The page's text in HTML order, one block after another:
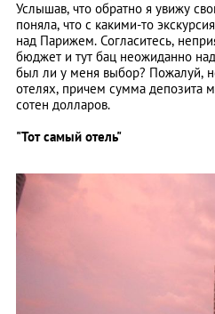
Услышав, что обратно я увижу
поняла, что с какими-то
над Парижем. Согласитесь,
бюджет и тут бац неожиданно
был ли у меня выбор? Пожалуй,
отелях, причем сумма депозита
сотен долларов.
"Тот самый отель"